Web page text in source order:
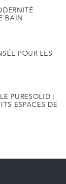
BAIN
POUR LES
PURESOLID :
ESPACES DE